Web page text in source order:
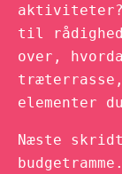
aktiviteter?
til
over,
elementer
Næste